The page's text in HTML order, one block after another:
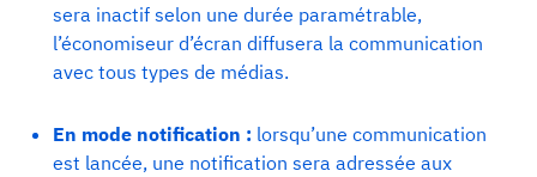
sera inactif selon une durée paramétrable,
l’économiseur d’écran diffusera la communication
avec tous types de médias.
En mode notification : lorsqu’une communication
est lancée, une notification sera adressée aux